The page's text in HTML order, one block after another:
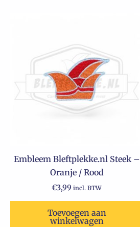
Embleem Bleftplekke.nl Steek –
Oranje / Rood
€3,99 incl. BTW
Toevoegen aan
winkelwagen